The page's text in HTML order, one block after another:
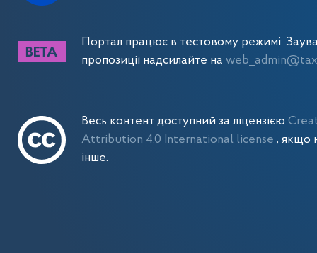
Портал працює в тестовому режимі.
пропозиції надсилайте на
Весь контент доступний за ліцензією
Attribution 4.0 International license , якщо
інше.